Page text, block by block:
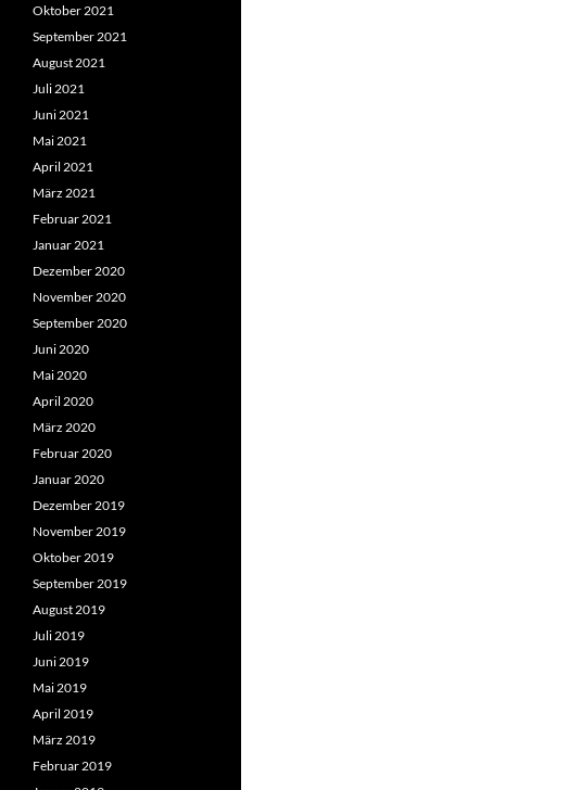
Oktober 2021
September 2021
August 2021
Juli 2021
Juni 2021
Mai 2021
April 2021
März 2021
Februar 2021
Januar 2021
Dezember 2020
November 2020
September 2020
Juni 2020
Mai 2020
April 2020
März 2020
Februar 2020
Januar 2020
Dezember 2019
November 2019
Oktober 2019
September 2019
August 2019
Juli 2019
Juni 2019
Mai 2019
April 2019
März 2019
Februar 2019